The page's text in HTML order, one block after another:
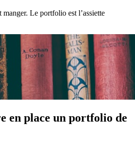
manger. Le portfolio est l’assiette
en place un portfolio de